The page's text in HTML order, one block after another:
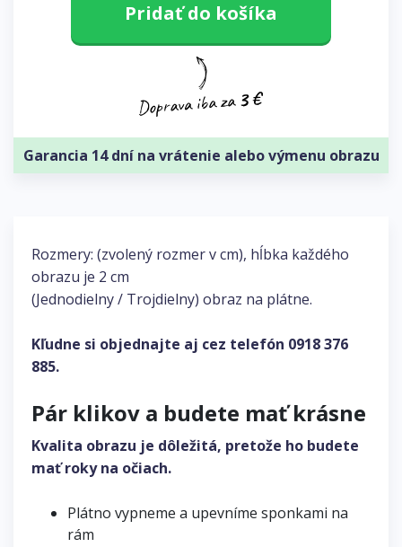
Rozmery: (zvolený rozmer v cm), hĺbka každého
obrazu je 2 cm
(Jednodielny / Trojdielny) obraz na plátne.
Kľudne si objednajte aj cez telefón 0918 376
885.
Pár klikov a budete mať krásne
Kvalita obrazu je dôležitá, pretože ho budete
mať roky na očiach.
Plátno vypneme a upevníme sponkami na
rám
Pridať do košíka
Garancia 14 dní na vrátenie alebo výmenu obrazu